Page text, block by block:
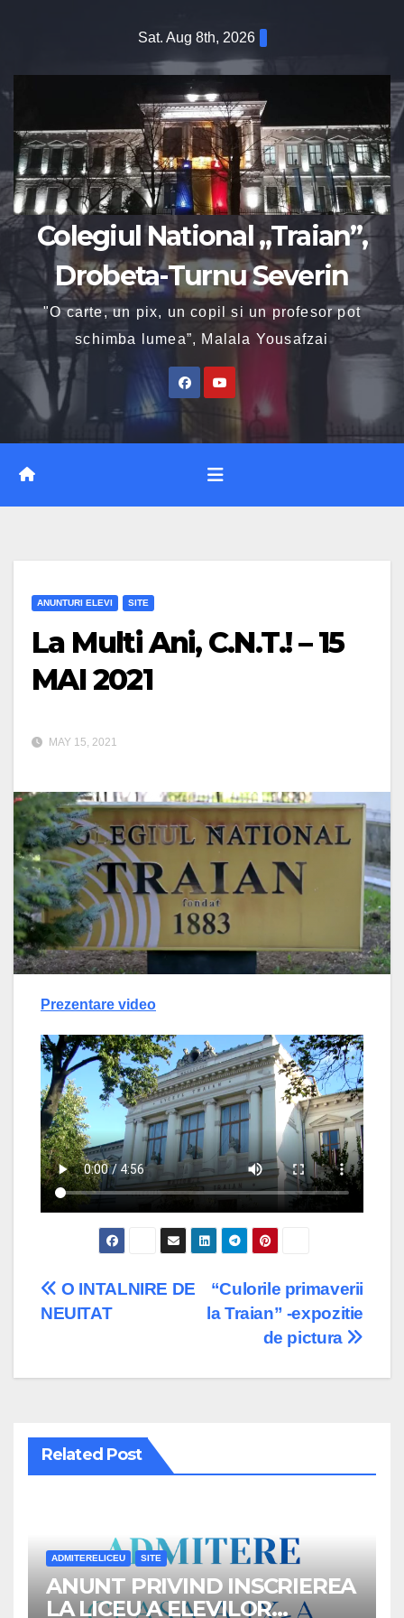
Sat. Aug 8th, 2026
Colegiul National „Traian”,
Drobeta-Turnu Severin
"O carte, un pix, un copil si un profesor pot
schimba lumea”, Malala Yousafzai
ANUNTURI ELEVI SITE
La Multi Ani, C.N.T.! – 15
MAI 2021
MAY 15, 2021
Prezentare video
Post
“Culorile primaverii
la Traian” -expozitie
de pictura
O INTALNIRE DE
NEUITAT
Related Post
ADMITERELICEU SITE
ANUNT PRIVIND INSCRIEREA
LA LICEU A ELEVILOR